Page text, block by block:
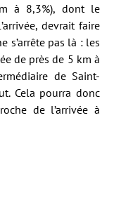
à 8,3%), dont le
devrait faire
s’arrête pas là : les
de près de 5 km à
de Saint-
Cela pourra donc
de l’arrivée à